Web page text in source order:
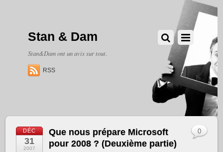
Stan & Dam
Stan&Dam ont un avis sur tout.
RSS
DÉC
31
2007
Que nous prépare Microsoft
pour 2008 ? (Deuxième partie)
0